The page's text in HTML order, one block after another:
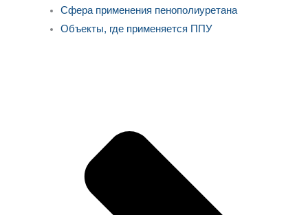
Сфера применения пенополиуретана
Объекты, где применяется ППУ